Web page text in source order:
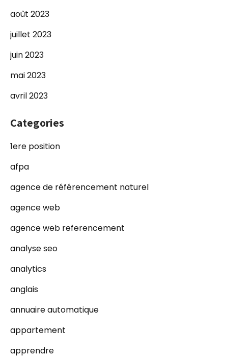
août 2023
juillet 2023
juin 2023
mai 2023
avril 2023
Categories
1ere position
afpa
agence de référencement naturel
agence web
agence web referencement
analyse seo
analytics
anglais
annuaire automatique
appartement
apprendre